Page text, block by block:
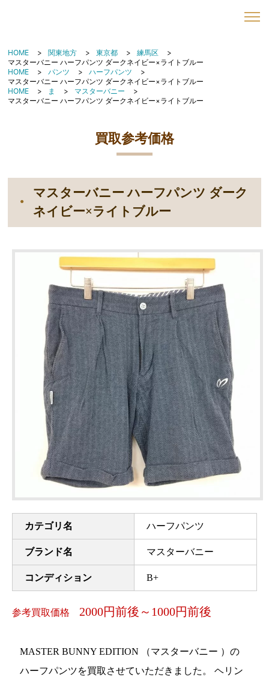
HOME 関東地方 東京都
練馬区
マスターバニー ハーフパンツ ダークネイビー×ライトブルー
HOME
パンツ
ハーフパンツ
マスターバニー ハーフパンツ ダークネイビー×ライトブルー
HOME
ま
マスターバニー
マスターバニー ハーフパンツ ダークネイビー×ライトブルー
買取参考価格
マスターバニー ハーフパンツ ダーク
ネイビー×ライトブルー
カテゴリ名 ハーフパンツ
ブランド名 マスターバニー
コンディション B+
参考買取価格 2000円前後～1000円前後
MASTER BUNNY EDITION （マスターバニー ）の
ハーフパンツを買取させていただきました。 ヘリン